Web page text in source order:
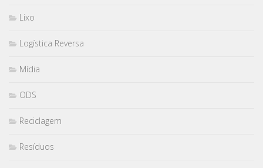
Lixo
Logística Reversa
Mídia
ODS
Reciclagem
Resíduos